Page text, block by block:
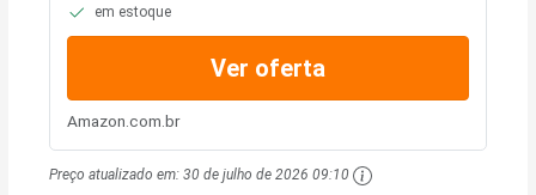
de...em estoque
Ver oferta
Amazon.com.br
Preço atualizado em:30 de julho de 2026 09:10